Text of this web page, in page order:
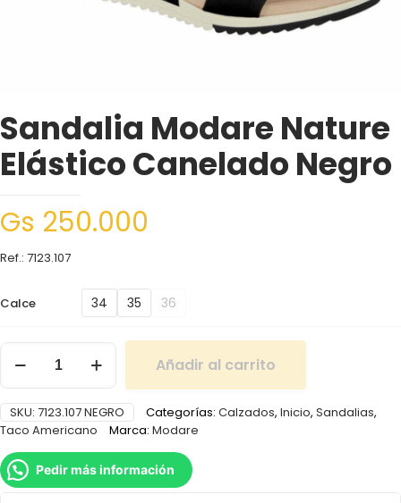
Sandalia Modare Nature
Elástico Canelado Negro
Gs 250.000
Ref.: 7123.107
Calce 34 35 36
Añadir al carrito
SKU: 7123.107 NEGRO Categorías: Calzados, Inicio, Sandalias,
Taco Americano
Marca: Modare
Pedir más información